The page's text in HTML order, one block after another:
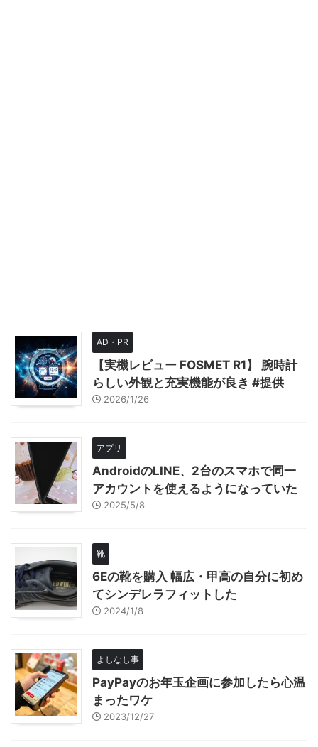
AD・PR
【実機レビュー FOSMET R1】 腕時計
らしい外観と充実機能が良き #提供
2026/1/26
アプリ
AndroidのLINE、2台のスマホで同一
アカウントを使えるようになっていた
2025/5/8
靴
6Eの靴を購入 幅広・甲高の自分に初め
てシンデレラフィットした
2024/1/8
よしなし事
PayPayのお年玉企画に参加したら心温
まったワケ
2023/12/27